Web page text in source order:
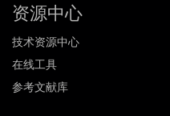
资源中心
技术资源中心
在线工具
参考文献库